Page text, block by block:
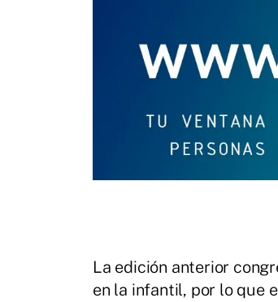
La edición anterior
en la infantil, por lo que